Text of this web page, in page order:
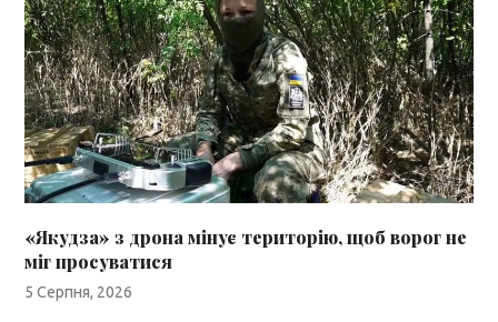
«Якудза» з дрона мінує територію, щоб ворог не
міг просуватися
5 Серпня, 2026